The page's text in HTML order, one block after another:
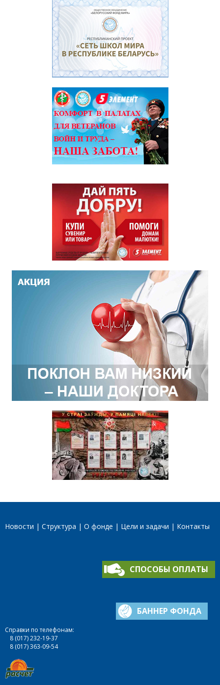
Новости Структура О фонде Цели и задачи Контакты
СПОСОБЫ ОПЛАТЫ
БАННЕР ФОНДА
Справки по телефонам:
8 (017) 232-19-37
8 (017) 363-09-54